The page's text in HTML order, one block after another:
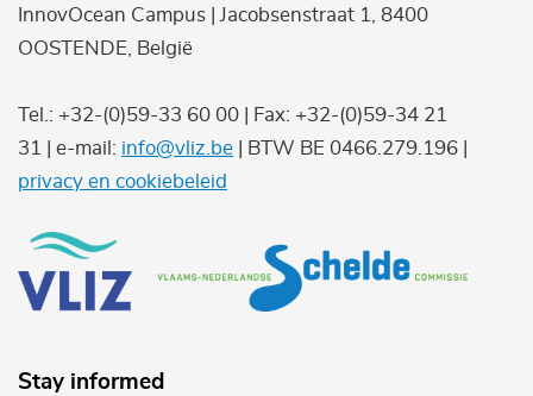
InnovOcean Campus | Jacobsenstraat 1, 8400
OOSTENDE, België
Tel.: +32-(0)59-33 60 00 | Fax: +32-(0)59-34 21
31 | e-mail: info@vliz.be | BTW BE 0466.279.196 |
privacy en cookiebeleid
Stay informed